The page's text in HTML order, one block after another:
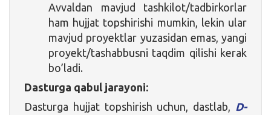
Avvaldan mavjud tashkilot/tadbirkorlar
ham hujjat topshirishi mumkin, lekin ular
mavjud proyektlar yuzasidan emas, yangi
proyekt/tashabbusni taqdim qilishi kerak
bo’ladi.
Dasturga qabul jarayoni:
Dasturga hujjat topshirish uchun, dastlab, D-